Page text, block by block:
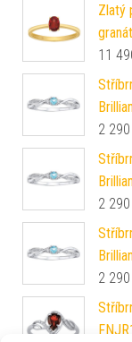
Zlatý
11
2 290
2 290
2 290